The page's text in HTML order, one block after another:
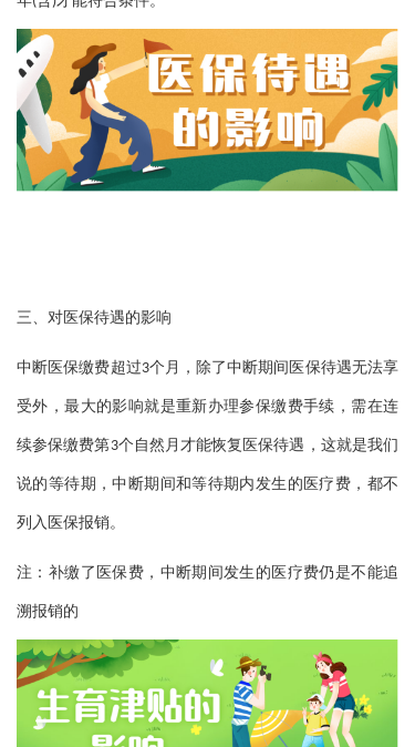
三、 对医保待遇的影响
中断医保缴费超过3个月，除了中断期间医保待遇无法享
受外，最大的影响就是重新办理参保缴费手续，需在连
续参保缴费第3个自然月才能恢复医保待遇，这就是我们
说的等待期，中断期间和等待期内发生的医疗费，都不
列入医保报销 。
注：补缴了医保费，中断期间发生的医疗费仍是不能追
溯报销的